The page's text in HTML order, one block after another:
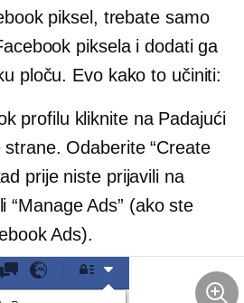
piksel, trebate samo
piksela i dodati ga
ploču. Evo kako to učiniti:
profilu kliknite na Padajući
Odaberite “Create
prije niste prijavili na
“Manage Ads” (ako ste
Ads).